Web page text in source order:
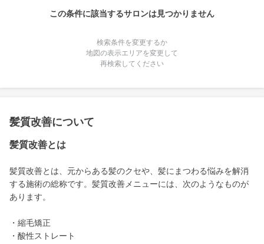
この条件に該当するサロンは見つかりません
検索条件を変更するか
地図の表示エリアを変更して
再検索してください
髪質改善について
髪質改善とは
髪質改善とは、元からある髪のクセや、髪にまつわる悩みを解消
する施術の総称です。髪質改善メニューには、次のようなものが
あります。
・縮毛矯正
・酸性ストレート